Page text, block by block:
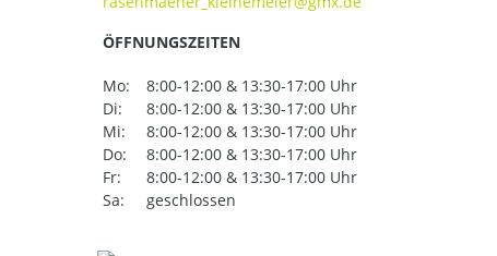
ÖFFNUNGSZEITEN
Mo:
8:00-12:00 & 13:30-17:00 Uhr
Di:
8:00-12:00 & 13:30-17:00 Uhr
Mi:
8:00-12:00 & 13:30-17:00 Uhr
Do:
8:00-12:00 & 13:30-17:00 Uhr
Fr:
8:00-12:00 & 13:30-17:00 Uhr
Sa:
geschlossen